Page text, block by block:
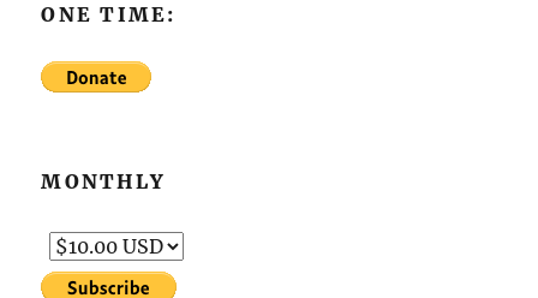
ONE TIME:
MONTHLY